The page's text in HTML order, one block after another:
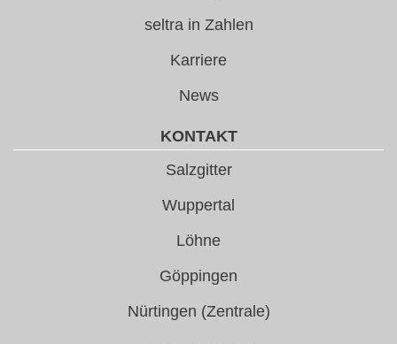
seltra in Zahlen
Karriere
News
KONTAKT
Salzgitter
Wuppertal
Löhne
Göppingen
Nürtingen (Zentrale)